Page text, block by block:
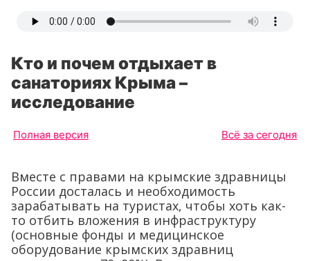
Кто и почем отдыхает в
санаториях Крыма –
исследование
Полная версия Всё за сегодня
Вместе с правами на крымские здравницы
России досталась и необходимость
зарабатывать на туристах, чтобы хоть как-
то отбить вложения в инфраструктуру
(основные фонды и медицинское
оборудование крымских здравниц